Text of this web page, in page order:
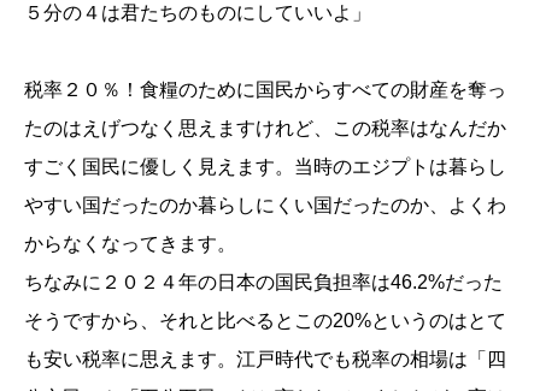
５分の４は君たちのものにしていいよ」
税率２０％！食糧のために国民からすべての財産を奪っ
たのはえげつなく思えますけれど、この税率はなんだか
すごく国民に優しく見えます。当時のエジプトは暮らし
やすい国だったのか暮らしにくい国だったのか、よくわ
からなくなってきます。
ちなみに２０２４年の日本の国民負担率は46.2%だった
そうですから、それと比べるとこの20%というのはとて
も安い税率に思えます。江戸時代でも税率の相場は「四